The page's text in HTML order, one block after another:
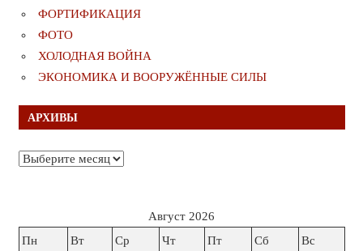
ФОРТИФИКАЦИЯ
ФОТО
ХОЛОДНАЯ ВОЙНА
ЭКОНОМИКА И ВООРУЖЁННЫЕ СИЛЫ
АРХИВЫ
Архивы
Август 2026
Пн
Вт Ср Чт Пт Сб Вс